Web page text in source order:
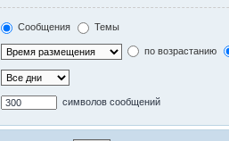
Сообщения Темы
по возрастанию
символов сообщений